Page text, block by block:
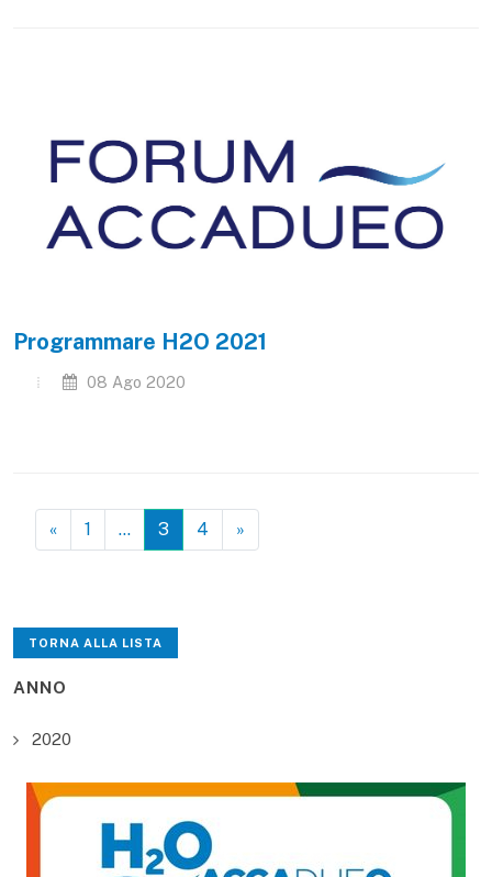
Programmare H2O 2021
08 Ago 2020
« 1 … 3 4 »
TORNA ALLA LISTA
ANNO
2020